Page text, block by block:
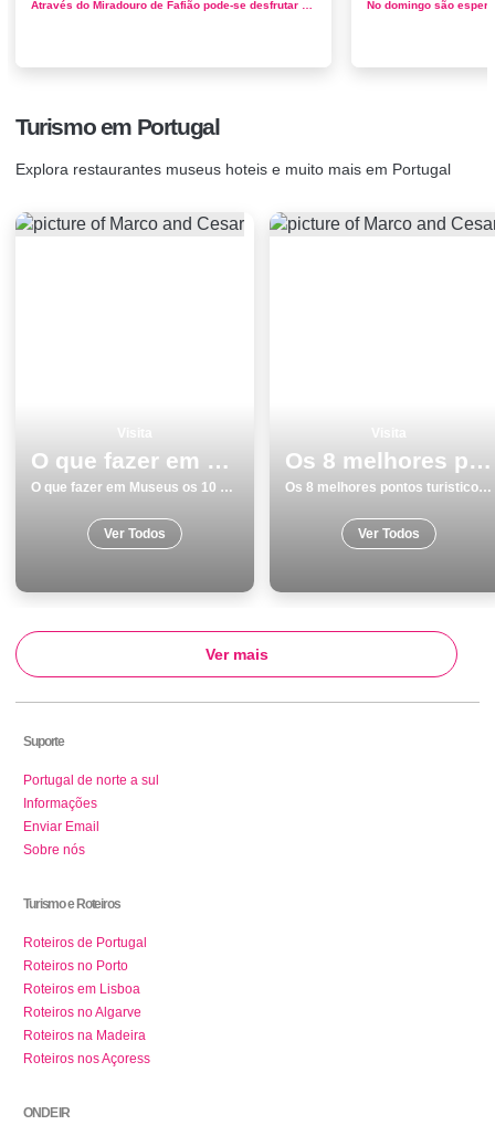
Turismo em Portugal
Explora restaurantes museus hoteis e muito mais em Portugal
O que fazer em Museus os 10 melhores sitios para visitar
O que fazer em Museus os 10 melhores sitios para visitar
Ver Todos
Os 8 melhores pontos turisticos e passeios em Guarda
Os 8 melhores pontos turisticos e passeios em Guarda
Ver Todos
Ver mais
Suporte
Portugal de norte a sul
Informações
Enviar Email
Sobre nós
Turismo e Roteiros
Roteiros de Portugal
Roteiros no Porto
Roteiros em Lisboa
Roteiros no Algarve
Roteiros na Madeira
Roteiros nos Açoress
ONDE IR